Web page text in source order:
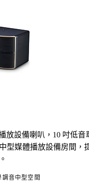
放設備喇叭，10 吋低音
型媒體播放設備房間，
調音中型空間